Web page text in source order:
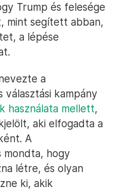
Trump és felesége
mint segített abban,
a lépése
a
kampány
használata mellett,
aki elfogadta a
A
mondta, hogy
létre, és olyan
ki, akik